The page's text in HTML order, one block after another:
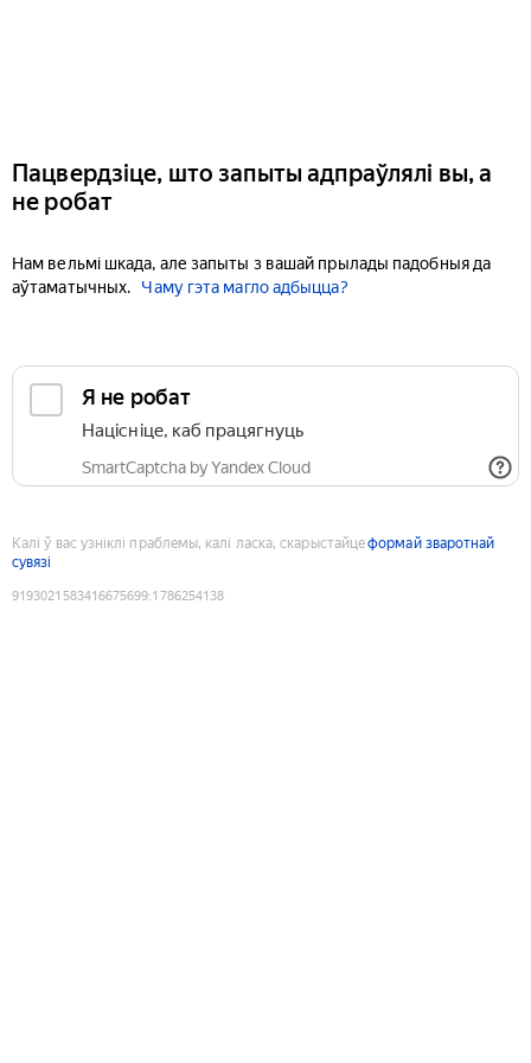
Пацвердзіце, што запыты адпраўлялі вы, а
не робат
Нам вельмі шкада, але запыты з вашай прылады падобныя да
аўтаматычных.
Чаму гэта магло адбыцца?
Я не робат
Націсніце, каб працягнуць
SmartCaptcha by Yandex Cloud
Калі ў вас узніклі праблемы, калі ласка, скарыстайцеформай зваротнай
сувязі
9193021583416675699:1786254138